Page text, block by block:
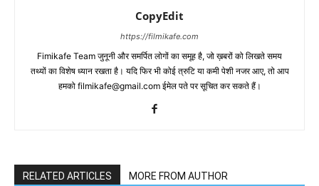
CopyEdit
https://filmikafe.com
Fimikafe Team जुनूनी और समर्पित लोगों का समूह है, जो ख़बरों को लिखते समय
तथ्‍यों का विशेष ध्‍यान रखता है। यदि फिर भी कोई त्रुटि या कमी पेशी नजर आए, तो आप
हमको filmikafe@gmail.com ईमेल पते पर सूचित कर सकते हैं।
RELATED ARTICLES MORE FROM AUTHOR